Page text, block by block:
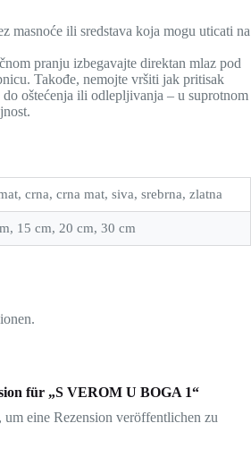
masnoće ili sredstava koja mogu uticati na
pranju izbegavajte direktan mlaz pod
Takođe, nemojte vršiti jak pritisak
oštećenja ili odlepljivanja – u suprotnom
crna, crna mat, siva, srebrna, zlatna
15 cm, 20 cm, 30 cm
für „S VEROM U BOGA 1“
um eine Rezension veröffentlichen zu